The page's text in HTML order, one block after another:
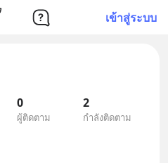
เข้าสู่ระบบ
0
ผู้ติดตาม
2
กำลังติดตาม